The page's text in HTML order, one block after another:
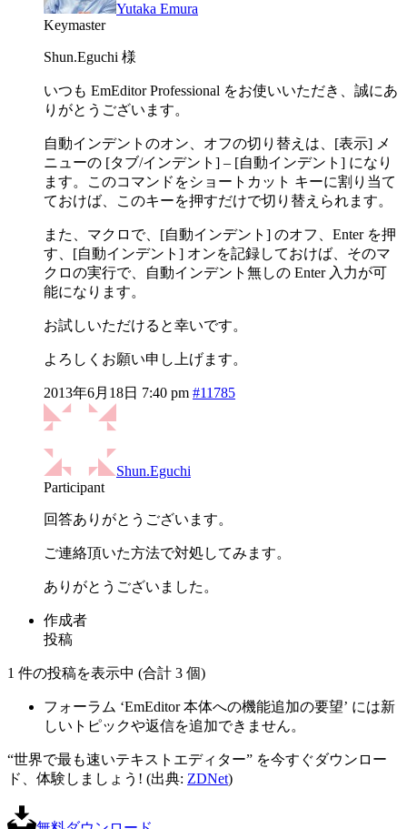
Yutaka Emura
Keymaster
Shun.Eguchi 様
いつも EmEditor Professional をお使いいただき、誠にあ
りがとうございます。
自動インデントのオン、オフの切り替えは、[表示] メ
ニューの [タブ/インデント] – [自動インデント] になり
ます。このコマンドをショートカット キーに割り当て
ておけば、このキーを押すだけで切り替えられます。
また、マクロで、[自動インデント] のオフ、Enter を押
す、[自動インデント] オンを記録しておけば、そのマ
クロの実行で、自動インデント無しの Enter 入力が可
能になります。
お試しいただけると幸いです。
よろしくお願い申し上げます。
2013年6月18日 7:40 pm #11785
Shun.Eguchi
Participant
回答ありがとうございます。
ご連絡頂いた方法で対処してみます。
ありがとうございました。
作成者
投稿
1 件の投稿を表示中 (合計 3 個)
フォーラム ‘EmEditor 本体への機能追加の要望’ には新
しいトピックや返信を追加できません。
“世界で最も速いテキストエディター” を今すぐダウンロー
ド、体験しましょう! (出典: ZDNet)